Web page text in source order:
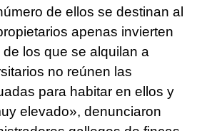
de ellos se destinan al
apenas invierten
los que se alquilan a
no reúnen las
para habitar en ellos y
elevado», denunciaron